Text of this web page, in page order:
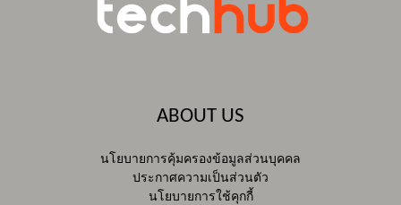
ABOUT US
นโยบายการคุ้มครองข้อมูลส่วนบุคคล
ประกาศความเป็นส่วนตัว
นโยบายการใช้คุกกี้